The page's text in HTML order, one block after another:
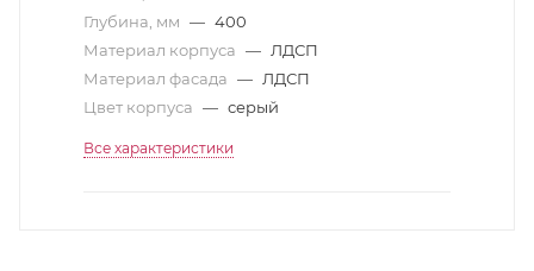
Глубина, мм — 400
Материал корпуса — ЛДСП
Материал фасада — ЛДСП
Цвет корпуса — серый
Все характеристики